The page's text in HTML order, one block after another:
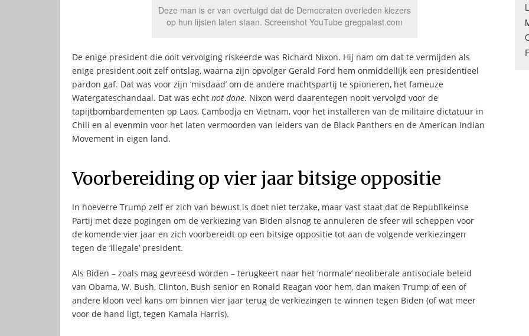
Deze man is er van overtuigd dat de Democraten overleden kiezers
op hun lijsten laten staan. Screenshot YouTube gregpalast.com
De enige president die ooit vervolging riskeerde was Richard Nixon. Hij nam om dat te vermijden als
enige president ooit zelf ontslag, waarna zijn opvolger Gerald Ford hem onmiddellijk een presidentieel
pardon gaf. Dat was voor zijn ‘misdaad’ om de andere machtspartij te spioneren, het fameuze
Watergateschandaal. Dat was echt not done. Nixon werd daarentegen nooit vervolgd voor de
tapijtbombardementen op Laos, Cambodja en Vietnam, voor het installeren van de militaire dictatuur in
Chili en al evenmin voor het laten vermoorden van leiders van de Black Panthers en de American Indian
Movement in eigen land.
Voorbereiding op vier jaar bitsige oppositie
In hoeverre Trump zelf er zich van bewust is doet niet terzake, maar vast staat dat de Republikeinse
Partij met deze pogingen om de verkiezing van Biden alsnog te annuleren de sfeer wil scheppen voor
de komende vier jaar en zich voorbereidt op een bitsige oppositie tot aan de volgende verkiezingen
tegen de ‘illegale’ president.
Als Biden – zoals mag gevreesd worden – terugkeert naar het ‘normale’ neoliberale antisociale beleid
van Obama, W. Bush, Clinton, Bush senior en Ronald Reagan voor hem, dan maken Trump of een of
andere kloon veel kans om binnen vier jaar terug de verkiezingen te winnen tegen Biden (of wat meer
voor de hand ligt, tegen Kamala Harris).